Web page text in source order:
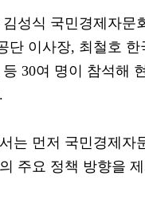
성식 국민경제자문
단 이사장, 최철호
30여 명이 참석해
는 먼저 국민경제자
주요 정책 방향을